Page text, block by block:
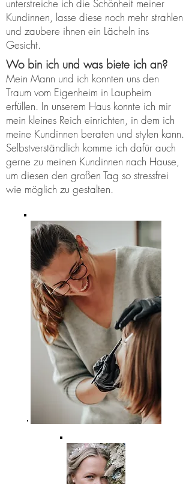
unterstreiche ich die Schönheit meiner
Kundinnen, lasse diese noch mehr strahlen
und zaubere ihnen ein Lächeln ins
Gesicht.
Wo bin ich und was biete ich an?
Mein Mann und ich konnten uns den
Traum vom Eigenheim in Laupheim
erfüllen. In unserem Haus konnte ich mir
mein kleines Reich einrichten, in dem ich
meine Kundinnen beraten und stylen kann.
Selbstverständlich komme ich dafür auch
gerne zu meinen Kundinnen nach Hause,
um diesen den großen Tag so stressfrei
wie möglich zu gestalten.